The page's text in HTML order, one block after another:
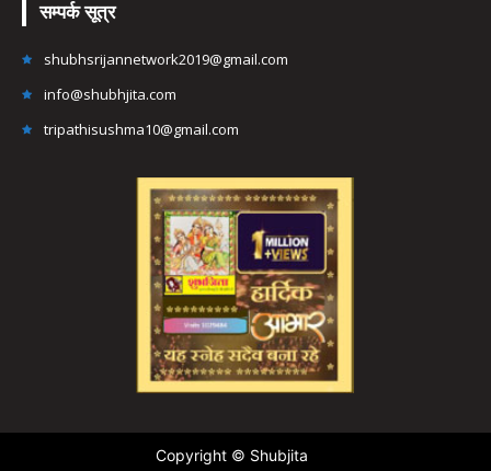
सम्पर्क सूत्र
shubhsrijannetwork2019@gmail.com
info@shubhjita.com
tripathisushma10@gmail.com
Copyright © Shubjita